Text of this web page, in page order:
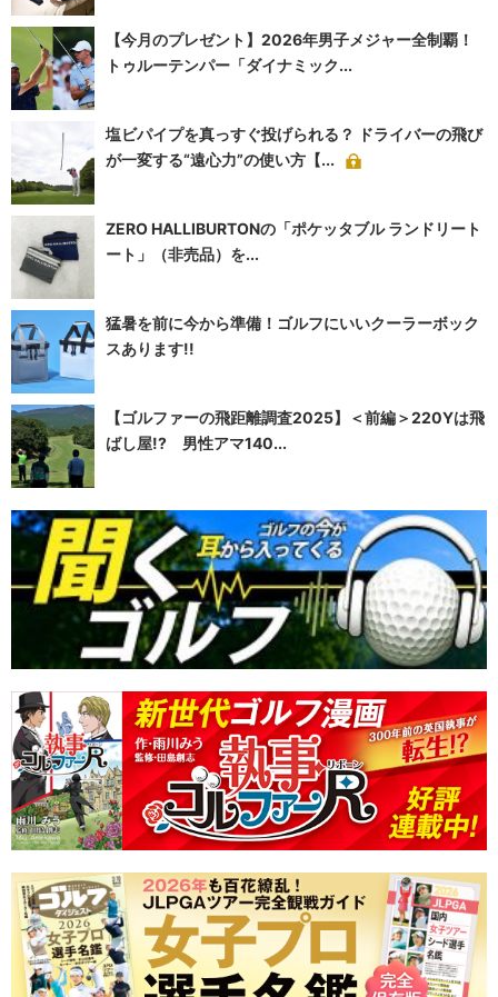
【今月のプレゼント】2026年男子メジャー全制覇！
トゥルーテンパー「ダイナミック...
塩ビパイプを真っすぐ投げられる？ ドライバーの飛び
が一変する“遠心力”の使い方【...
ZERO HALLIBURTONの「ポケッタブル ランドリート
ート」（非売品）を...
猛暑を前に今から準備！ゴルフにいいクーラーボック
スあります!!
【ゴルファーの飛距離調査2025】＜前編＞220Yは飛
ばし屋!? 男性アマ140...